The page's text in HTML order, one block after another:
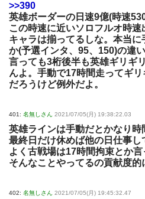
>>390
英雄ボーダーの日速9億(時速
この時速に近いソロフルオ時
キャラは揃ってるしな。本当
か(予選インタ、95、150)の違
言っても3桁後半も英雄ギリギ
んよ。手動で17時間走ってギ
だろうけど例外だよ。
401: 名無しさん 2021/07/05(月) 19:38:22.03
英雄ラインは手動だとかなり時
最終日だけ休めば他の日仕事し
よく古戦場は17時間拘束とか
そんなことやってるの貢献度
402: 名無しさん 2021/07/05(月) 19:45:32.47